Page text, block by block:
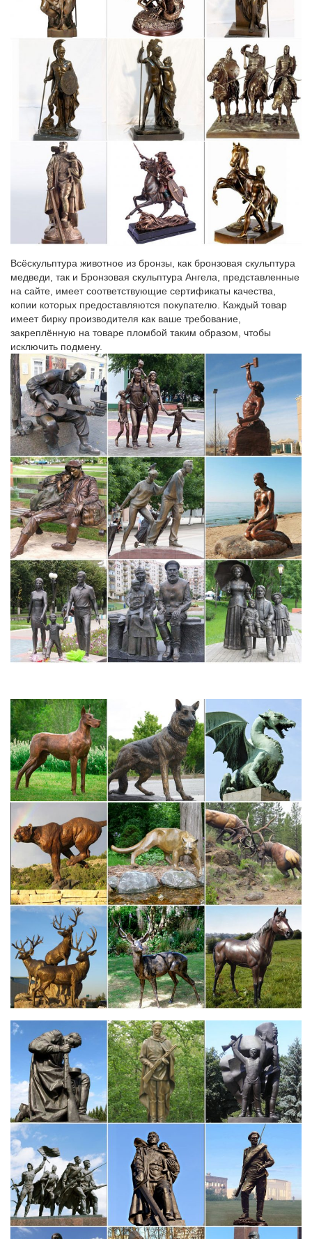
Всёскульптура животное из бронзы, как бронзовая скульптура
медведи, так и Бронзовая скульптура Ангела, представленные
на сайте, имеет соответствующие сертификаты качества,
копии которых предоставляются покупателю. Каждый товар
имеет бирку производителя как ваше требование,
закреплённую на товаре пломбой таким образом, чтобы
исключить подмену.